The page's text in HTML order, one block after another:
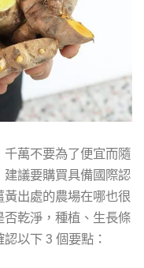
萬不要為了便宜而隨
議要購買具備國際認
出處的農場在哪也很
乾淨，種植、生長條
以下 3 個要點：